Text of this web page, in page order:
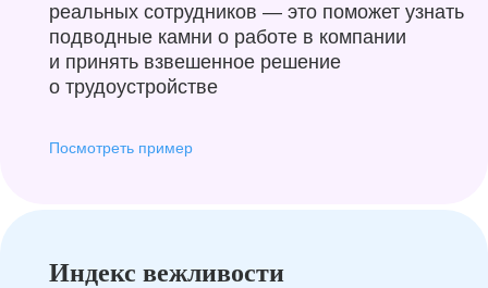
реальных сотрудников — это поможет узнать
подводные камни о работе в компании
и принять взвешенное решение
о трудоустройстве
Посмотреть пример
Индекс вежливости